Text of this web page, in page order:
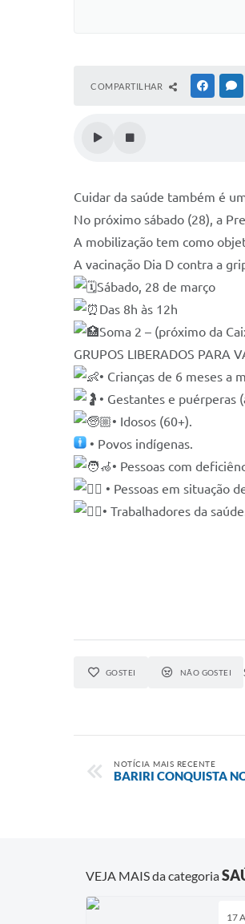
COMPARTILHAR
Cuidar da saúde também é
No próximo sábado (28), a
A mobilização tem como
A vacinação Dia D contra a
Sábado, 28 de março
Das 8h às 12h
Soma 2 – (próximo da
GRUPOS LIBERADOS PARA
• Crianças de 6 meses a
• Gestantes e puérperas
• Idosos (60+).
• Povos indígenas.
• Pessoas com
• Pessoas em situação
• Trabalhadores da
GOSTEI NÃO GOSTEI
NOTÍCIA MAIS RECENTE
BARIRI CONQUISTA
VEJA MAIS da categoria
17